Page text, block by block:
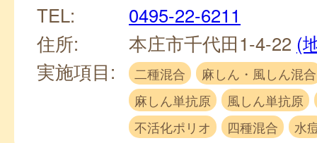
TEL:
0495-22-6211
住所:
本庄市千代田1-4-22 (
実施項目:
二種混合
麻しん・風しん混合
麻しん単抗原
風しん単抗原
不活化ポリオ
四種混合 水